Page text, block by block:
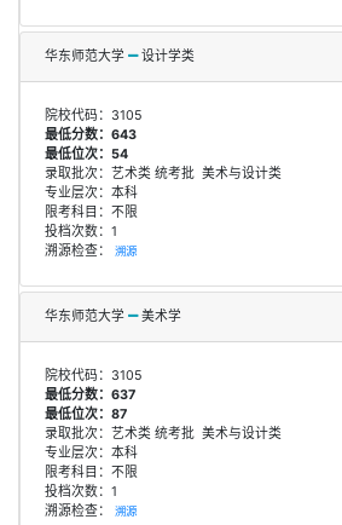
华东师范大学 设计学类
院校代码：3105
最低分数：643
最低位次：54
录取批次：艺术类 统考批 美术与设计类
专业层次：本科
限考科目：不限
投档次数：1
溯源检查： 溯源
华东师范大学 美术学
院校代码：3105
最低分数：637
最低位次：87
录取批次：艺术类 统考批 美术与设计类
专业层次：本科
限考科目：不限
投档次数：1
溯源检查： 溯源